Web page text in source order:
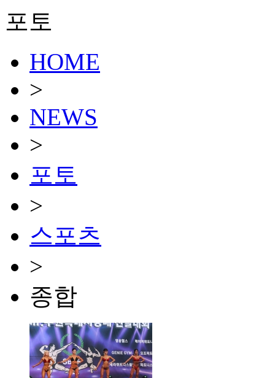
포토
HOME
>
NEWS
>
포토
>
스포츠
>
종합